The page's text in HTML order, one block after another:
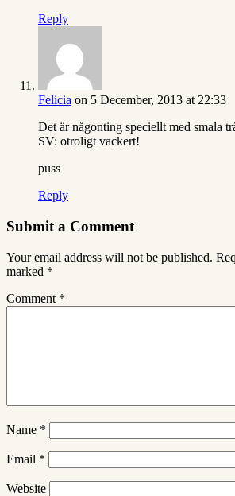
Reply
Felicia on 5 December, 2013 at 22:33
Det är någonting speciellt med smala
SV: otroligt vackert!
puss
Reply
Submit a Comment
Your email address will not be published.
marked *
Comment *
Name *
Email *
Website